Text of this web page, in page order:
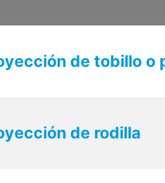
de tobillo o
de rodilla